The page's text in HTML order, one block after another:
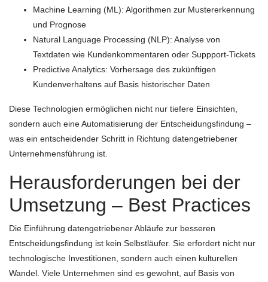
Machine Learning (ML): Algorithmen zur Mustererkennung
und Prognose
Natural Language Processing (NLP): Analyse von
Textdaten wie Kundenkommentaren oder Suppport-Tickets
Predictive Analytics: Vorhersage des zukünftigen
Kundenverhaltens auf Basis historischer Daten
Diese Technologien ermöglichen nicht nur tiefere Einsichten,
sondern auch eine Automatisierung der Entscheidungsfindung –
was ein entscheidender Schritt in Richtung datengetriebener
Unternehmensführung ist.
Herausforderungen bei der
Umsetzung – Best Practices
Die Einführung datengetriebener Abläufe zur besseren
Entscheidungsfindung ist kein Selbstläufer. Sie erfordert nicht nur
technologische Investitionen, sondern auch einen kulturellen
Wandel. Viele Unternehmen sind es gewohnt, auf Basis von